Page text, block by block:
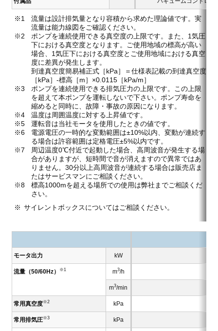
流量は設計排気量となり容積から求めた理論値です。実
流量は能力線図をご確認ください。
ポンプを連続使用できる真空度の上限です。また、1気圧
下における真空度となります。ご使用地域の標高が高い
場合、1気圧下における真空度とご使用地域における真空
度に差異が発生します。
到達真空度簡易補正式［kPa］＝仕様表記載の到達真空度
［kPa］-標高［m］×0.0115［kPa/m］
ポンプを連続使用できる排気圧力の上限です。この上限
を超えて本ポンプを運転しないで下さい。ポンプ寿命を
縮めると同時に、故障・事故の原因になります。
温度は周囲温度に対する上昇値です。
運転音は当社モータを使用したときの値です。
電源電圧の一時的な変動範囲は±10%以内、変動が連続す
る場合は許容範囲は定格電圧±5%以内です。
周辺温度0℃付近で起動した場合、高周波音が発生する場
合がありますが、短時間で音が消えますので異常ではあ
りません。30分以上高周波音が連続する場合は販売店ま
たはサービスマンにご相談ください。
標高1000mを超える場所での使用は弊社までご相談くだ
さい。
サイレントボックスについてはご相談ください。
モータ出力 kW
流量（50/60Hz） ※1 m3/h
m3/min
常用真空度※2 kPa
常用排気圧※3 kPa